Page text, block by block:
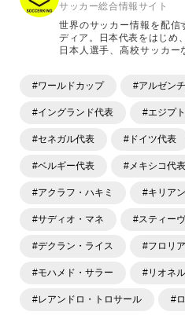
サッカー総合情報サイト
世界のサッカー情報を配信
ディア。日本代表をはじめ
日本人選手、高校サッカ
ます。「X」「Instagram
#ワールドカップ #アルゼン
#イングランド代表 #エジプ
#セネガル代表 #ドイツ代表
#ベルギー代表 #メキシコ代表
#アクラフ・ハキミ #キリア
#サディオ・マネ #スティー
#デクラン・ライス #フロリ
#モハメド・サラー #リオネ
#レアンドロ・トロサール #